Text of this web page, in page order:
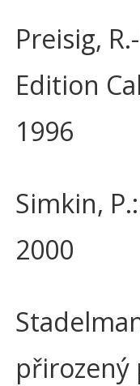
Preisig,
Edition
1996
Simkin,
2000
přirozený